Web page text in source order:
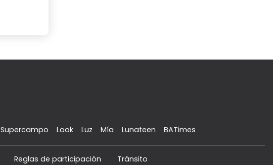
Supercampo Look Luz Mía Lunateen BATimes
Reglas de participación Tránsito